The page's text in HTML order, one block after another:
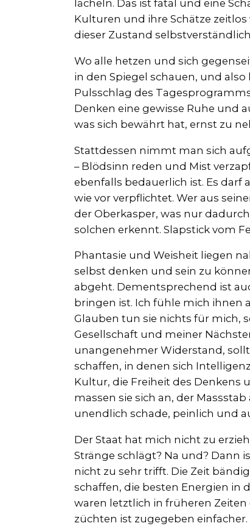
lächeln. Das ist fatal und eine
Kulturen und ihre Schätze
dieser Zustand
Wo alle hetzen und sich
in den Spiegel schauen, und
Pulsschlag des
Denken eine gewisse Ruhe und
was sich bewährt hat, ernst zu
Stattdessen nimmt man sich
– Blödsinn reden und Mist
ebenfalls bedauerlich ist. Es
wie vor verpflichtet. Wer aus
der Oberkasper, was nur
solchen erkennt. Slapstick vom
Phantasie und Weisheit liegen
selbst denken und sein zu
abgeht. Dementsprechend ist
bringen ist. Ich fühle mich ihnen
Glauben tun sie nichts für mich,
Gesellschaft und meiner
unangenehmer Widerstand,
schaffen, in denen sich
Kultur, die Freiheit des Denkens
massen sie sich an, der
unendlich schade, peinlich und
Der Staat hat mich nicht zu
Stränge schlägt? Na und? Dann
nicht zu sehr trifft. Die Zeit
schaffen, die besten Energien in
waren letztlich in früheren Zeiten
züchten ist zugegeben einfacher.